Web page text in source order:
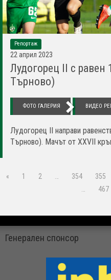
Репортаж
22 април 2023
Лудогорец II с
Търново)
ФОТО ГАЛЕРИЯ ВИДЕО
Лудогорец II направи
Търново). Мачът от XXVII
« 1 2 … 354 355
…
467
Генерален спонсор